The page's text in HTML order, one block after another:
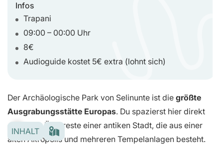
Infos
Trapani
09:00 – 00:00 Uhr
8€
Audioguide kostet 5€ extra (lohnt sich)
Der Archäologische Park von Selinunte ist die größte
Ausgrabungsstätte Europas. Du spazierst hier direkt
durch die Überreste einer antiken Stadt, die aus einer
alten Akropolis und mehreren Tempelanlagen besteht.
INHALT